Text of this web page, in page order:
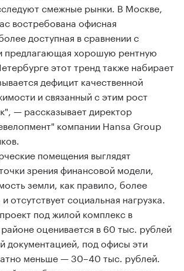
смежные рынки. В Москве,
востребована офисная
доступная в сравнении с
предлагающая хорошую рентную
этот тренд также набирает
дефицит качественной
и связанный с этим рост
— рассказывает директор
компании Hansa Group
помещения выглядят
зрения финансовой модели,
земли, как правило, более
отсутствует социальная нагрузка.
под жилой комплекс в
оценивается в 60 тыс. рублей
документацией, под офисы эти
меньше — 30–40 тыс. рублей.